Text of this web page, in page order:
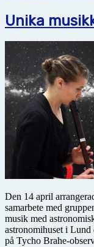
Unika
Den 14 april
samarbete med
musik med
astronomihuset i Lund
på Tycho Brahe-